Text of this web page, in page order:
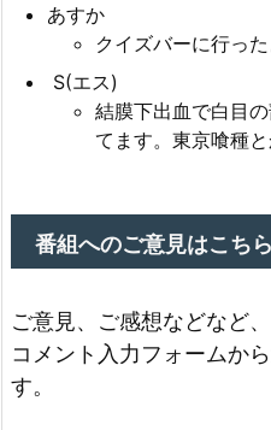
あすか
クイズバーに行った
S(エス)
結膜下出血で白目
てます。東京喰種と
番組へのご意見はこちら
ご意見、ご感想などなど
コメント入力フォームか
す。